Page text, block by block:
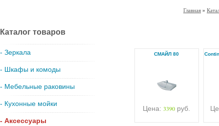
Главная »
Каталог товаров
- Зеркала
- Шкафы и комоды
- Мебельные раковины
- Кухонные мойки
- Аксессуары
СМАЙЛ 80
Цена: 3390 руб.